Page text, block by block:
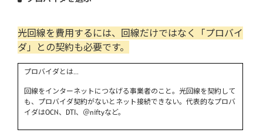
光回線を費用するには、回線だけではなく「プロバイ
ダ」との契約も必要です。
プロバイダとは…
回線をインターネットにつなげる事業者のこと。光回線を契約して
も、プロバイダ契約がないとネット接続できない。代表的なプロバ
イダはOCN、DTI、＠niftyなど。